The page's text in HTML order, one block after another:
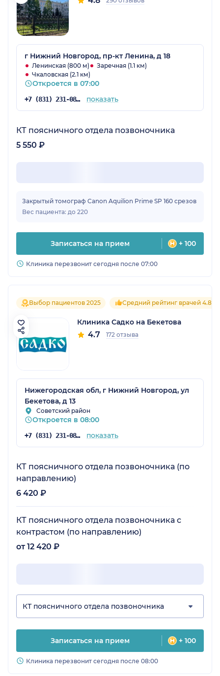
г Нижний Новгород, пр-кт Ленина, д 18
Ленинская (800 м)
Заречная (1.1 км)
Чкаловская (2.1 км)
Откроется в 07:00
+7 (831) 231-08-37 показать
КТ поясничного отдела позвоночника
5 550 ₽
Закрытый томограф Canon Aquilion Prime SP 160 срезов
Вес пациента: до 220
Записаться на прием + 100
Клиника перезвонит сегодня после 07:00
Выбор пациентов 2025 Средний рейтинг врачей 4.8
Клиника Садко на Бекетова
4.7 172 отзыва
Нижегородская обл, г Нижний Новгород, ул
Бекетова, д 13
Советский район
Откроется в 08:00
+7 (831) 231-08-16 показать
КТ поясничного отдела позвоночника (по
направлению)
6 420 ₽
КТ поясничного отдела позвоночника с
контрастом (по направлению)
от 12 420 ₽
КТ поясничного отдела позвоночника
Записаться на прием + 100
Клиника перезвонит сегодня после 08:00